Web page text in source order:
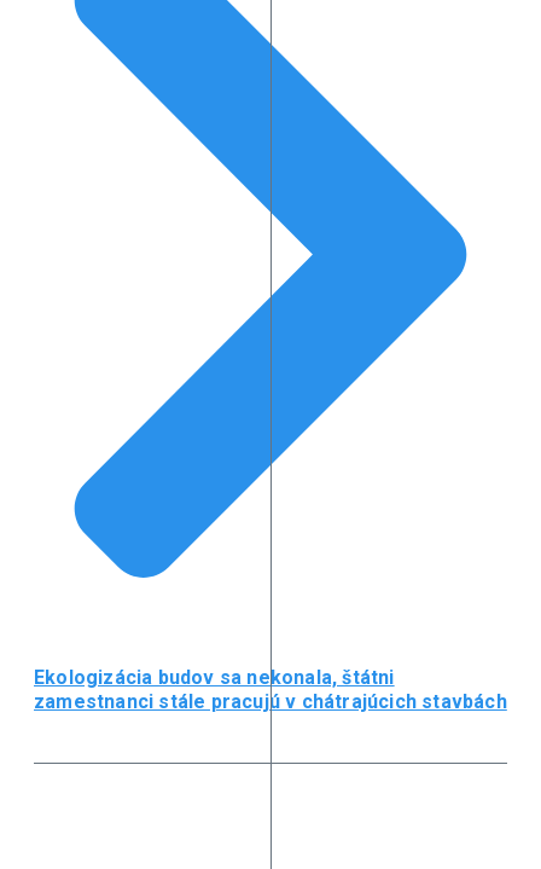
Ekologizácia budov sa nekonala, štátni
zamestnanci stále pracujú v chátrajúcich stavbách